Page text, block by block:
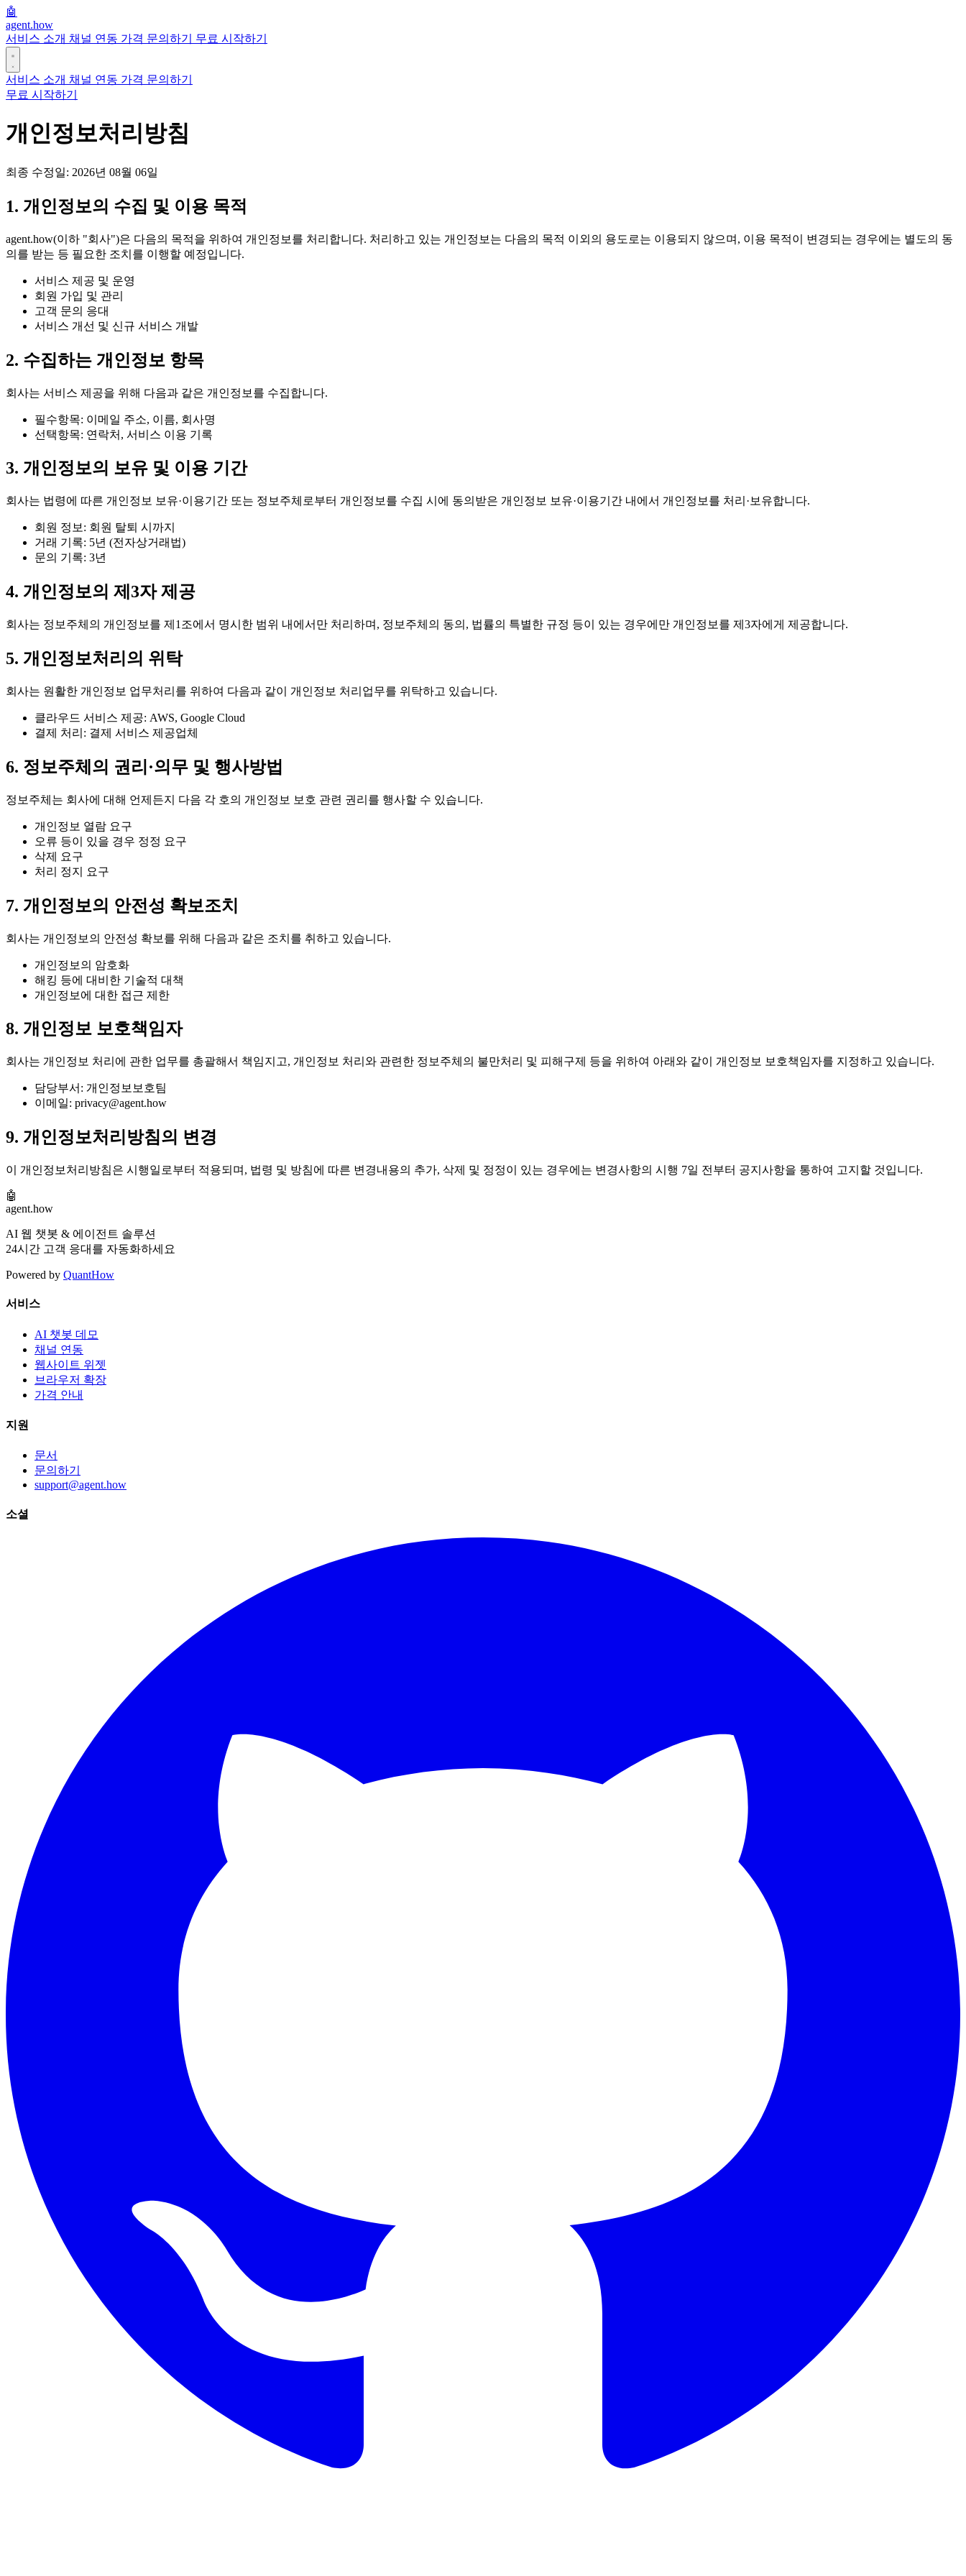
🤖
agent.how
서비스 소개 채널 연동 가격 문의하기 무료 시작하기
서비스 소개 채널 연동 가격 문의하기
무료 시작하기
개인정보처리방침
최종 수정일: 2026년 08월 06일
1. 개인정보의 수집 및 이용 목적
agent.how(이하 "회사")은 다음의 목적을 위하여 개인정보를 처리합니다. 처리하고 있는 개인정보는 다음의 목적 이외의 용도로는 이용되지 않으며, 이용 목적이 변경되는 경우에는 별도의 동
의를 받는 등 필요한 조치를 이행할 예정입니다.
서비스 제공 및 운영
회원 가입 및 관리
고객 문의 응대
서비스 개선 및 신규 서비스 개발
2. 수집하는 개인정보 항목
회사는 서비스 제공을 위해 다음과 같은 개인정보를 수집합니다.
필수항목: 이메일 주소, 이름, 회사명
선택항목: 연락처, 서비스 이용 기록
3. 개인정보의 보유 및 이용 기간
회사는 법령에 따른 개인정보 보유·이용기간 또는 정보주체로부터 개인정보를 수집 시에 동의받은 개인정보 보유·이용기간 내에서 개인정보를 처리·보유합니다.
회원 정보: 회원 탈퇴 시까지
거래 기록: 5년 (전자상거래법)
문의 기록: 3년
4. 개인정보의 제3자 제공
회사는 정보주체의 개인정보를 제1조에서 명시한 범위 내에서만 처리하며, 정보주체의 동의, 법률의 특별한 규정 등이 있는 경우에만 개인정보를 제3자에게 제공합니다.
5. 개인정보처리의 위탁
회사는 원활한 개인정보 업무처리를 위하여 다음과 같이 개인정보 처리업무를 위탁하고 있습니다.
클라우드 서비스 제공: AWS, Google Cloud
결제 처리: 결제 서비스 제공업체
6. 정보주체의 권리·의무 및 행사방법
정보주체는 회사에 대해 언제든지 다음 각 호의 개인정보 보호 관련 권리를 행사할 수 있습니다.
개인정보 열람 요구
오류 등이 있을 경우 정정 요구
삭제 요구
처리 정지 요구
7. 개인정보의 안전성 확보조치
회사는 개인정보의 안전성 확보를 위해 다음과 같은 조치를 취하고 있습니다.
개인정보의 암호화
해킹 등에 대비한 기술적 대책
개인정보에 대한 접근 제한
8. 개인정보 보호책임자
회사는 개인정보 처리에 관한 업무를 총괄해서 책임지고, 개인정보 처리와 관련한 정보주체의 불만처리 및 피해구제 등을 위하여 아래와 같이 개인정보 보호책임자를 지정하고 있습니다.
담당부서: 개인정보보호팀
이메일: privacy@agent.how
9. 개인정보처리방침의 변경
이 개인정보처리방침은 시행일로부터 적용되며, 법령 및 방침에 따른 변경내용의 추가, 삭제 및 정정이 있는 경우에는 변경사항의 시행 7일 전부터 공지사항을 통하여 고지할 것입니다.
🤖
agent.how
AI 웹 챗봇 & 에이전트 솔루션
24시간 고객 응대를 자동화하세요
Powered by QuantHow
서비스
AI 챗봇 데모
채널 연동
웹사이트 위젯
브라우저 확장
가격 안내
지원
문서
문의하기
support@agent.how
소셜